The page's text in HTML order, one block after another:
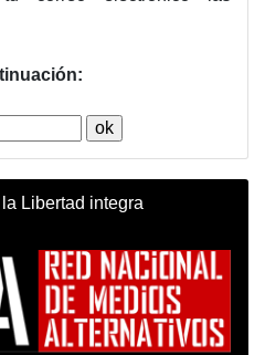
Libertad integra